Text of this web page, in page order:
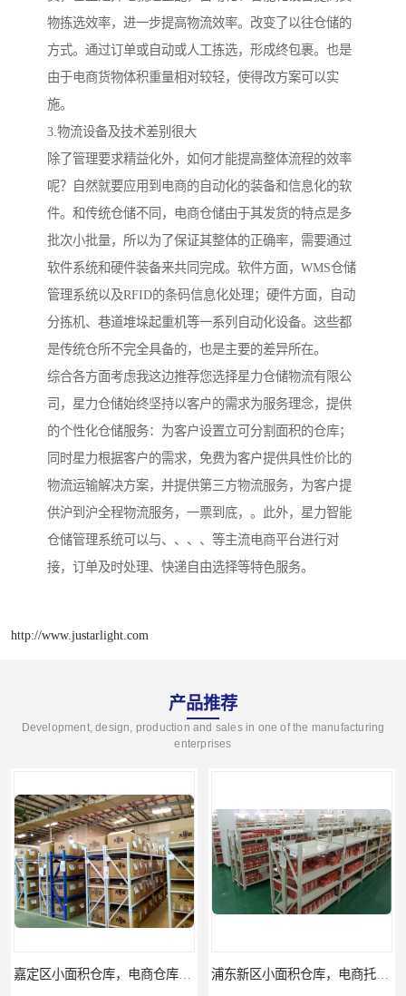
物拣选效率，进一步提高物流效率。改变了以往仓储的
方式。通过订单或自动或人工拣选，形成终包裹。也是
由于电商货物体积重量相对较轻，使得改方案可以实
施。
3.物流设备及技术差别很大
除了管理要求精益化外，如何才能提高整体流程的效率
呢？自然就要应用到电商的自动化的装备和信息化的软
件。和传统仓储不同，电商仓储由于其发货的特点是多
批次小批量，所以为了保证其整体的正确率，需要通过
软件系统和硬件装备来共同完成。软件方面，WMS仓储
管理系统以及RFID的条码信息化处理；硬件方面，自动
分拣机、巷道堆垛起重机等一系列自动化设备。这些都
是传统仓所不完全具备的，也是主要的差异所在。
综合各方面考虑我这边推荐您选择星力仓储物流有限公
司，星力仓储始终坚持以客户的需求为服务理念，提供
的个性化仓储服务：为客户设置立可分割面积的仓库；
同时星力根据客户的需求，免费为客户提供具性价比的
物流运输解决方案，并提供第三方物流服务，为客户提
供沪到沪全程物流服务，一票到底，。此外，星力智能
仓储管理系统可以与、、、、等主流电商平台进行对
接，订单及时处理、快递自由选择等特色服务。
http://www.justarlight.com
产品推荐
Development, design, production and sales in one of the manufacturing
enterprises